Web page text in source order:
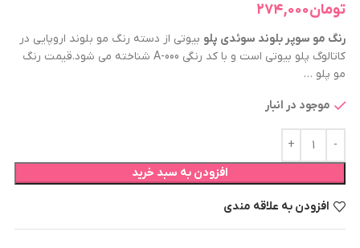
تومان۲۷۴,۰۰۰
رنگ مو سوپر بلوند سوئدی پلو بیوتی از دسته رنگ مو بلوند اروپایی در
کاتالوگ پلو بیوتی است و با کد رنگی A-000 شناخته می شود.قیمت رنگ
مو پلو …
موجود در انبار
افزودن به سبد خرید
افزودن به علاقه مندی